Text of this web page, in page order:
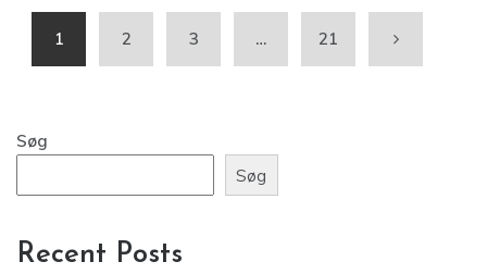
1 2 3 … 21